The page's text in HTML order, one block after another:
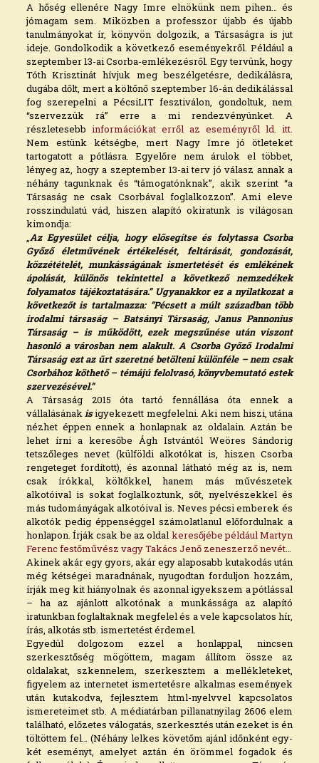
A hőség ellenére Nagy Imre elnökünk nem pihen… és
jómagam sem. Miközben a professzor újabb és újabb
tanulmányokat ír, könyvön dolgozik, a Társaságra is jut
ideje. Gondolkodik a következő eseményekről. Például a
szeptember 13-ai Csorba-emlékezésről. Egy tervünk, hogy
Tóth Krisztinát hívjuk meg beszélgetésre, dedikálásra,
dugába dőlt, mert a költőnő szeptember 16-án dedikálással
fog szerepelni a PécsiLIT fesztiválon, gondoltuk, nem
“szervezzük rá” erre a mi rendezvényünket. A
részletesebb információkat erről az eseményről ld. itt.
Nem estünk kétségbe, mert Nagy Imre jó ötleteket
tartogatott a pótlásra. Egyelőre nem árulok el többet,
lényeg az, hogy a szeptember 13-ai terv jó válasz annak a
néhány tagunknak és “támogatónknak”, akik szerint “a
Társaság ne csak Csorbával foglalkozzon”. Ami eleve
rosszindulatú vád, hiszen alapító okiratunk is világosan
kimondja:
„Az Egyesület célja, hogy elősegítse és folytassa Csorba
Győző életművének értékelését, feltárását, gondozását,
közzétételét, munkásságának ismertetését és emlékének
ápolását, különös tekintettel a következő nemzedékek
folyamatos tájékoztatására.” Ugyanakkor ez a nyilatkozat a
következőt is tartalmazza: “Pécsett a múlt században több
irodalmi társaság – Batsányi Társaság, Janus Pannonius
Társaság – is működött, ezek megszűnése után viszont
hasonló a városban nem alakult. A Csorba Győző Irodalmi
Társaság ezt az űrt szeretné betölteni különféle – nem csak
Csorbához köthető – témájú felolvasó, könyvbemutató estek
szervezésével.”
A Társaság 2015 óta tartó fennállása óta ennek a
vállalásánakisigyekezett megfelelni. Aki nem hiszi, utána
nézhet éppen ennek a honlapnak az oldalain. Aztán be
lehet írni a keresőbe Ágh Istvántól Weöres Sándorig
tetszőleges nevet (külföldi alkotókat is, hiszen Csorba
rengeteget fordított), és azonnal látható még az is, nem
csak írókkal, költőkkel, hanem más művészetek
alkotóival is sokat foglalkoztunk, sőt, nyelvészekkel és
más tudományágak alkotóival is. Neves pécsi emberek és
alkotók pedig éppenséggel számolatlanul előfordulnak a
honlapon. Írják csak be az oldal keresőjébe például Martyn
Ferenc festőművész vagy Takács Jenő zeneszerző nevét…
Akinek akár egy gyors, akár egy alaposabb kutakodás után
még kétségei maradnának, nyugodtan forduljon hozzám,
írják meg kit hiányolnak és azonnal igyekszem a pótlással
– ha az ajánlott alkotónak a munkássága az alapító
iratunkban foglaltaknak megfelel és a vele kapcsolatos hír,
írás, alkotás stb. ismertetést érdemel.
Egyedül dolgozom ezzel a honlappal, nincsen
szerkesztőség mögöttem, magam állítom össze az
oldalakat, szkennelem, szerkesztem a mellékleteket,
figyelem az internetet ismertetésre alkalmas események
után kutakodva, fejlesztem html-nyelvvel kapcsolatos
ismereteimet stb. A médiatárban pillanatnyilag 2606 elem
található, előzetes válogatás, szerkesztés után ezeket is én
töltöttem fel… (Néhány lelkes követőm ajánl időnként egy-
két eseményt, amelyet aztán én örömmel fogadok és